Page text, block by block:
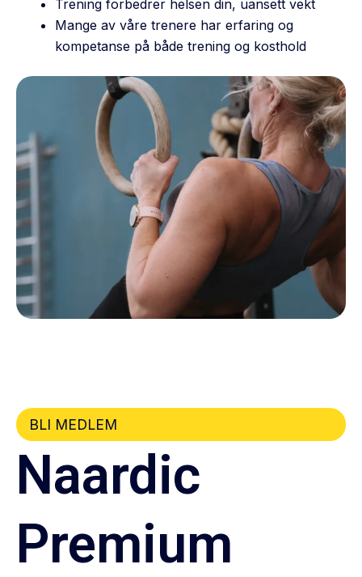
Trening forbedrer helsen din, uansett vekt
Mange av våre trenere har erfaring og
kompetanse på både trening og kosthold
BLI MEDLEM
Naardic
Premium